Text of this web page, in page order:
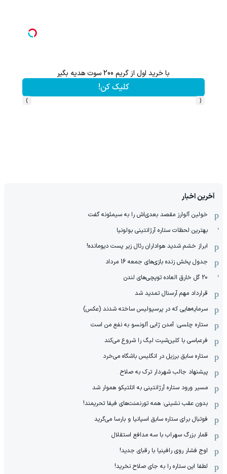
با خرید اول از گریم 200 سوت هدیه بگیر
کلیک کن!
‹
›
آخرین اخبار
خولین آلوارز مقصد بعدی‌اش را به سیمئونه گفت
بهترین لحظات ستاره آرژانتینی بولونیا
ابراز خشم شدید هواداران رئال زیر پست دیومانده!
جدول پخش زنده بازی‌های جمعه 16 مرداد
20 گل خارق العاده توپچی‌های لندن
قرارداد مهم آرسنال تمدید شد
سرمایه‌هایی که در پرسپولیس ساخته شدند (عکس)
ستاره چلسی: آمدن ژابی آلونسو به نفع من است
فرعباسی با کلین‌شیت لیگ را شروع می‌کند
ستاره سابق برزیل در انگلیس باشگاه می‌خرد
پیشنهاد جالب شهردار ترک به صلاح
مسیر ورود ستاره آرژانتینی به اتلتیکو هموار شد
بدون عقب نشینی: همه تورنمنت‌های فیفا تحریمند!
فوتبال برای ستاره سابق اسپانیا و بارسا می‌گرید
قمار بزرگ سهراب با سه مدافع استقلال
اوج فشار روی رافینیا با رقبای جدید!
لطفا این ستاره را به جای صلاح نخرید!